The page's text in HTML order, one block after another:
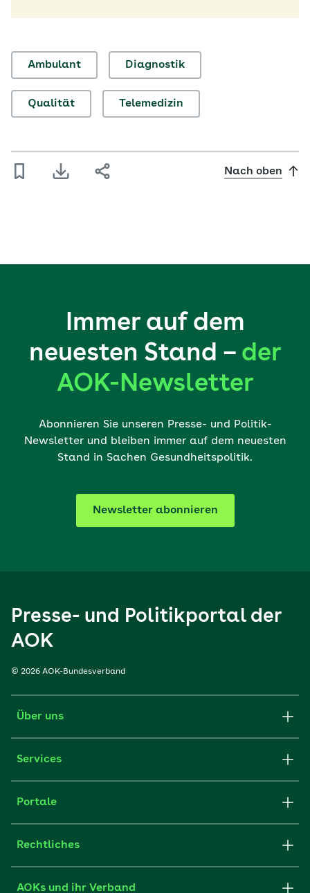
Ambulant Diagnostik
Qualität Telemedizin
Nach oben
Immer auf dem
neuesten Stand – der
AOK-Newsletter
Abonnieren Sie unseren Presse- und Politik-
Newsletter und bleiben immer auf dem neuesten
Stand in Sachen Gesundheitspolitik.
Newsletter abonnieren
Presse- und Politikportal der
AOK
© 2026 AOK-Bundesverband
Über uns
Services
Portale
Rechtliches
AOKs und ihr Verband